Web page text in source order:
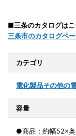
■三条のカタログはこ
三条市のカタログペ
カテゴリ
電化製品その他の
容量
●商品：約幅52×